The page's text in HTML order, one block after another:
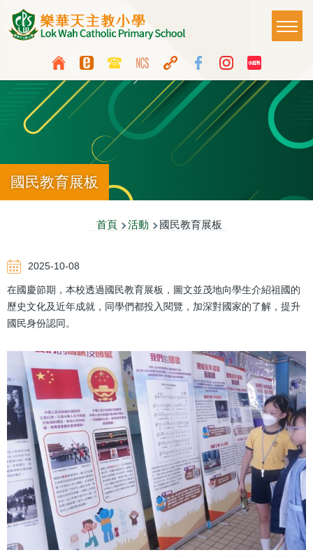
移至主內容
Top
Media
Icon
Button
Language
switcher
Main
國民教育展板
連
結
首頁 活動 國民教育展板
2025-10-08
在國慶節期，本校透過國民教育展板，圖文並茂地向學生介紹祖國的
歷史文化及近年成就，同學們都投入閱覽，加深對國家的了解，提升
國民身份認同。